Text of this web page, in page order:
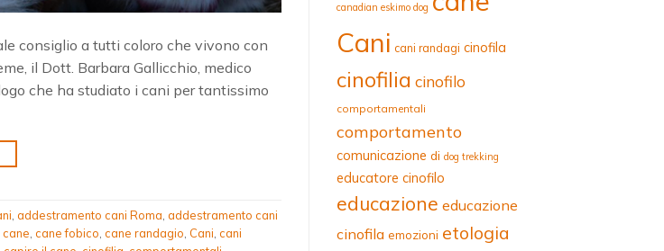
consiglio a tutti coloro che vivono con
il Dott. Barbara Gallicchio, medico
che ha studiato i cani per tantissimo
addestramento cani Roma addestramento cani
cane cane fobico cane randagio Cani cani
canadian eskimo dog
Cani cani randagi cinofila
cinofilia cinofilo
comportamentali
comportamento
comunicazione di dog trekking
educatore cinofilo
educazione educazione
cinofila emozioni etologia